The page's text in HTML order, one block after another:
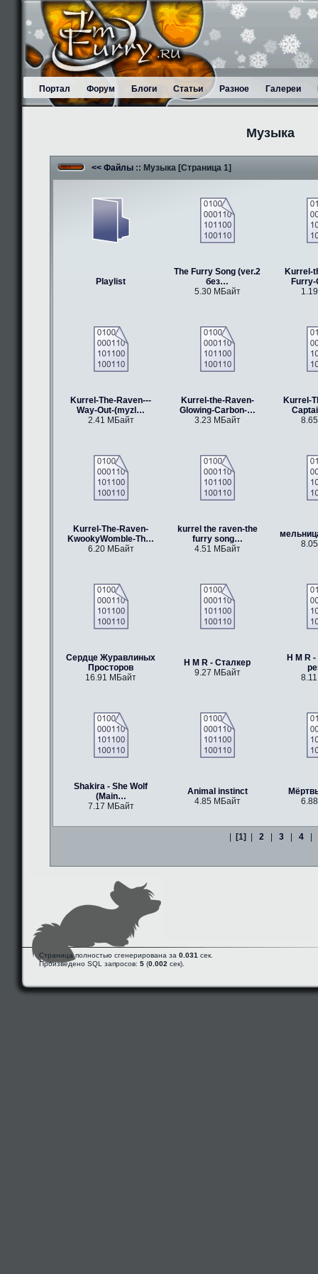
Портал Форум Блоги Статьи Разное Галереи
Музыка
<< Файлы :: Музыка [Страница 1]
Playlist
The Furry Song (ver.2
без…
5.30 МБайт
Kurrel-
Kurrel-The-Raven---
Way-Out-(myzl…
2.41 МБайт
Kurrel-the-Raven-
Glowing-Carbon-…
3.23 МБайт
Kurrel-
Kurrel-The-Raven-
KwookyWomble-Th…
6.20 МБайт
kurrel the raven-the
furry song…
4.51 МБайт
Сердце Журавлиных
Просторов
16.91 МБайт
H M R - Сталкер
9.27 МБайт
H M R
Shakira - She Wolf
(Main…
7.17 МБайт
Animal instinct
4.85 МБайт
[1] 2 3 4
Страница полностью сгенерирована за 0.031 сек.
Произведено SQL запросов: 5 (0.002 сек).